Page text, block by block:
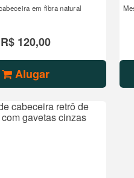
em fibra natural
R$ 120,00
Alugar